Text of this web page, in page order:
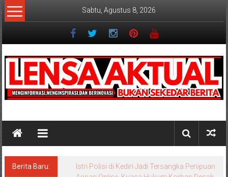
Lompat
ke
Sabtu, Agustus 8, 2026
Berita Baru:
Istri Polisi di Kediri Jadi Tersangka Penipuan